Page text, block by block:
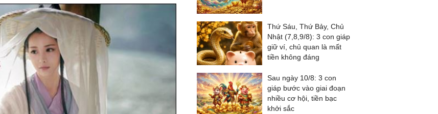
Thứ Sáu, Thứ Bảy, Chủ
Nhật (7,8,9/8): 3 con giáp
giữ ví, chủ quan là mất
tiền không đáng
Sau ngày 10/8: 3 con
giáp bước vào giai đoạn
nhiều cơ hội, tiền bạc
khởi sắc